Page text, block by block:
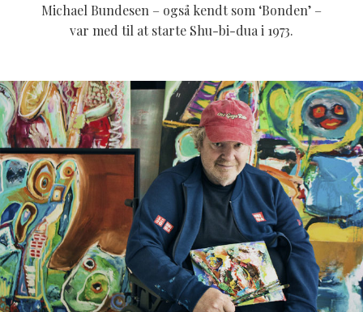
Michael Bundesen – også kendt som ‘Bonden’ –
var med til at starte Shu-bi-dua i 1973.